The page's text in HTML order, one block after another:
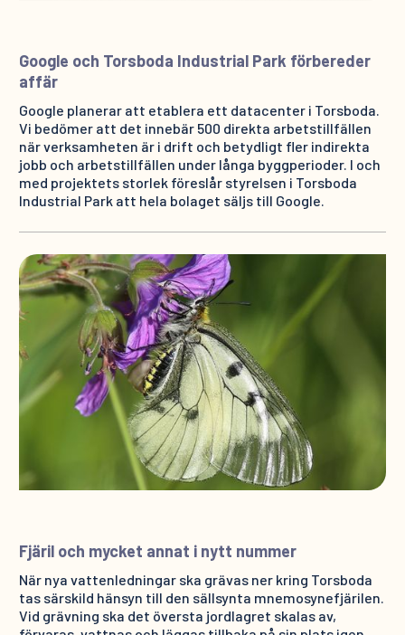
Google och Torsboda Industrial Park förbereder
affär
Google planerar att etablera ett datacenter i Torsboda.
Vi bedömer att det innebär 500 direkta arbetstillfällen
när verksamheten är i drift och betydligt fler indirekta
jobb och arbetstillfällen under långa byggperioder. I och
med projektets storlek föreslår styrelsen i Torsboda
Industrial Park att hela bolaget säljs till Google.
Fjäril och mycket annat i nytt nummer
När nya vattenledningar ska grävas ner kring Torsboda
tas särskild hänsyn till den sällsynta mnemosynefjärilen.
Vid grävning ska det översta jordlagret skalas av,